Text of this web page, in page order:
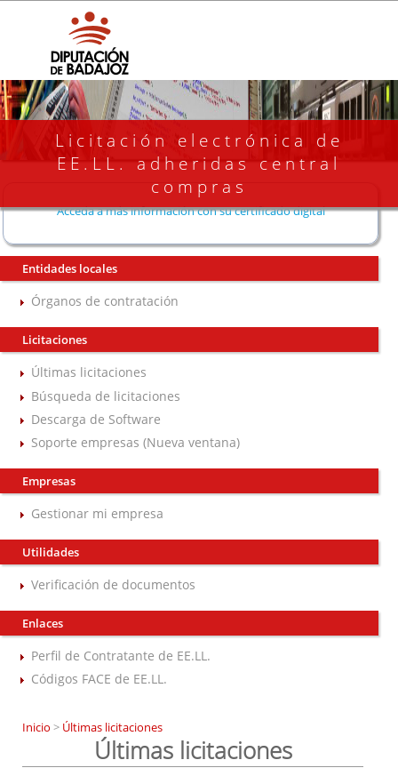
Licitación electrónica de
EE.LL. adheridas central
compras
Acceda a más información con su certificado digital
Entidades locales
Órganos de contratación
Licitaciones
Últimas licitaciones
Búsqueda de licitaciones
Descarga de Software
Soporte empresas (Nueva ventana)
Empresas
Gestionar mi empresa
Utilidades
Verificación de documentos
Enlaces
Perfil de Contratante de EE.LL.
Códigos FACE de EE.LL.
Inicio > Últimas licitaciones
Últimas licitaciones